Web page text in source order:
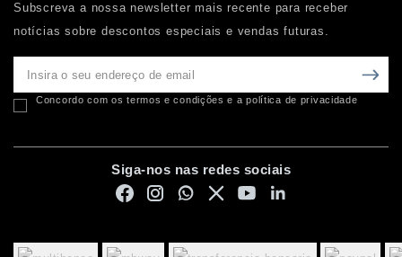
Subscreva a nossa newsletter mais recente para receber
notícias sobre descontos especiais e vendas futuras.
Concordo com os termos e condições e a política de privacidade
Siga-nos nas redes sociais